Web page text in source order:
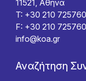
11521, Αθήνα
T: +30 210
F: +30 210
info@koa.gr
Αναζήτηση